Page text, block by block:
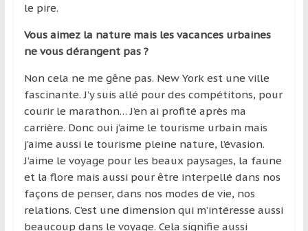
le pire.
Vous aimez la nature mais les vacances urbaines
ne vous dérangent pas ?
Non cela ne me gêne pas. New York est une ville
fascinante. J’y suis allé pour des compétitons, pour
courir le marathon… J’en ai profité après ma
carrière. Donc oui j’aime le tourisme urbain mais
j’aime aussi le tourisme pleine nature, l’évasion.
J’aime le voyage pour les beaux paysages, la faune
et la flore mais aussi pour être interpellé dans nos
façons de penser, dans nos modes de vie, nos
relations. C’est une dimension qui m’intéresse aussi
beaucoup dans le voyage. Cela signifie aussi